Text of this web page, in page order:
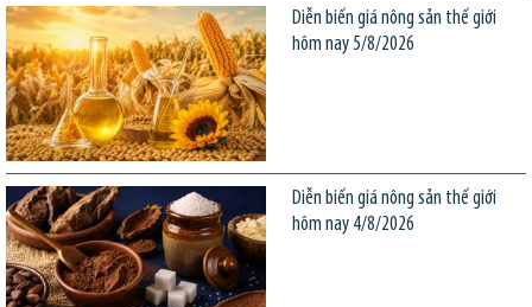
Diễn biến giá nông sản thế giới
hôm nay 5/8/2026
Diễn biến giá nông sản thế giới
hôm nay 4/8/2026